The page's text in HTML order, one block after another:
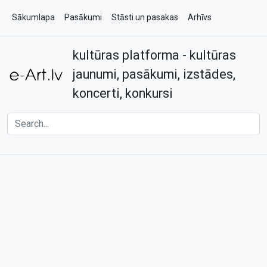
Sākumlapa Pasākumi Stāsti un pasakas Arhīvs
Kontakti
kultūras platforma - kultūras
jaunumi, pasākumi, izstādes,
koncerti, konkursi